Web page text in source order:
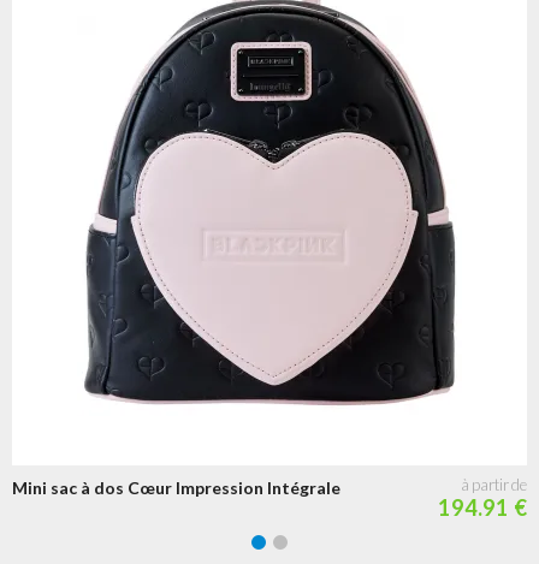
Mini sac à dos Cœur Impression Intégrale
194.91 €